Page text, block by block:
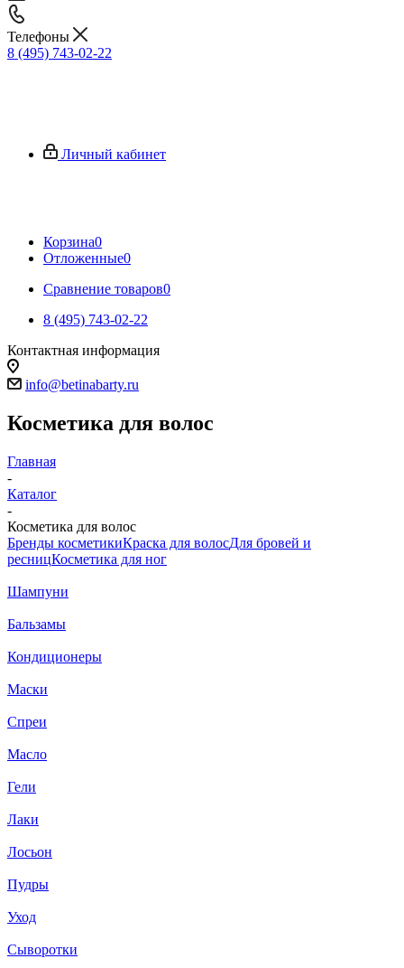
Телефоны
8 (495) 743-02-22
Личный кабинет
Корзина0
Отложенные0
Сравнение товаров0
8 (495) 743-02-22
Контактная информация
info@betinabarty.ru
Косметика для волос
Главная
-
Каталог
-
Косметика для волос
Бренды косметикиКраска для волосДля бровей и
ресницКосметика для ног
Шампуни
Бальзамы
Кондиционеры
Маски
Спреи
Масло
Гели
Лаки
Лосьон
Пудры
Уход
Сыворотки